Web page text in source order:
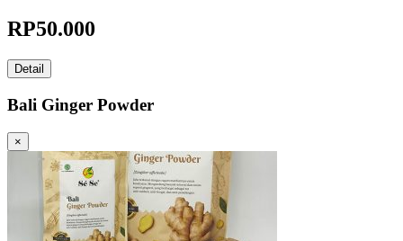
RP50.000
Detail
Bali Ginger Powder
×